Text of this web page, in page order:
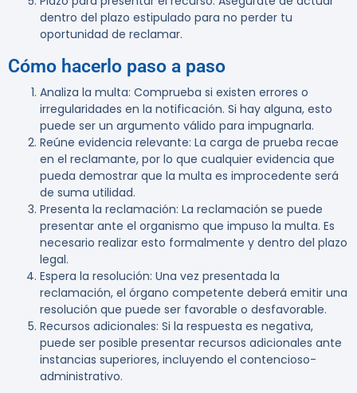
dentro del plazo estipulado para no perder tu
oportunidad de reclamar.
Cómo hacerlo paso a paso
Analiza la multa: Comprueba si existen errores o
irregularidades en la notificación. Si hay alguna, esto
puede ser un argumento válido para impugnarla.
Reúne evidencia relevante: La carga de prueba recae
en el reclamante, por lo que cualquier evidencia que
pueda demostrar que la multa es improcedente será
de suma utilidad.
Presenta la reclamación: La reclamación se puede
presentar ante el organismo que impuso la multa. Es
necesario realizar esto formalmente y dentro del plazo
legal.
Espera la resolución: Una vez presentada la
reclamación, el órgano competente deberá emitir una
resolución que puede ser favorable o desfavorable.
Recursos adicionales: Si la respuesta es negativa,
puede ser posible presentar recursos adicionales ante
instancias superiores, incluyendo el contencioso-
administrativo.